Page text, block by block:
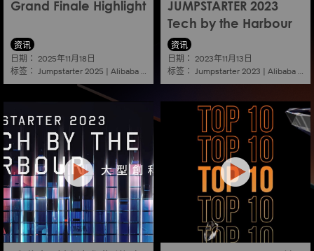
Grand Finale Highlight
资讯
日期： 2025年11月18日
标签： Jumpstarter 2025 | Alibaba Startup
JUMPSTARTER 2023
Tech by the Harbour
资讯
日期： 2023年11月13日
标签： Jumpstarter 2023 | Alibaba